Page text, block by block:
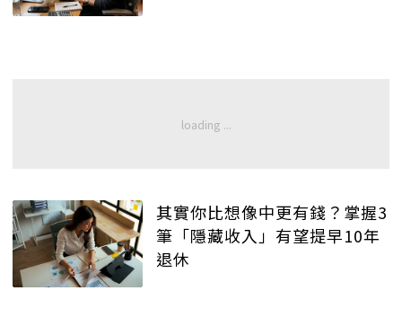
其實你比想像中更有錢？掌握3
筆「隱藏收入」有望提早10年
退休